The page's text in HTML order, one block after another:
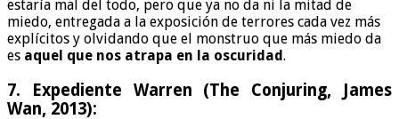
estaría mal del todo, pero que ya no da ni la mitad de
miedo, entregada a la exposición de terrores cada vez más
explícitos y olvidando que el monstruo que más miedo da
es aquel que nos atrapa en la oscuridad.
7. Expediente Warren (The Conjuring, James
Wan, 2013):